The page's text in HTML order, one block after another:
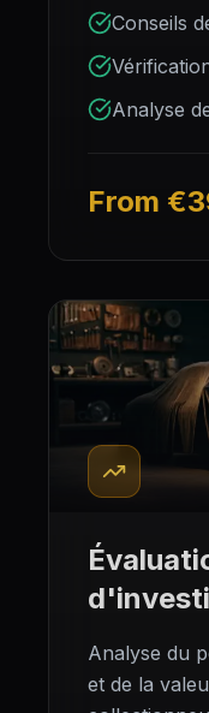
Conseils
Analyse
From
Analyse du
et de la